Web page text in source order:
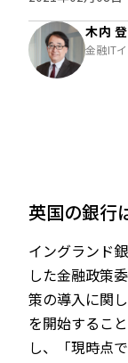
木内
金融IT
英国の銀行
イングランド
した金融政策
策の導入に関
を開始するこ
し、「現時点